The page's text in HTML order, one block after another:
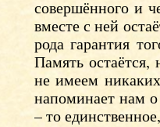
совершённого и
вместе с ней
рода гарантия
Память
не имеем
напоминает нам
– то